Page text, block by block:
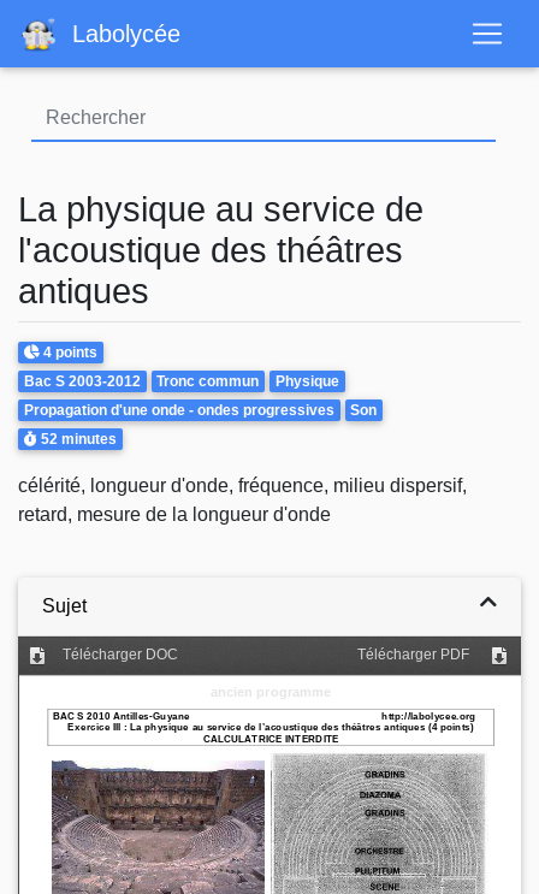
contenu
Labolycée
La physique au service de
l'acoustique des théâtres
antiques
Points
4 points
Theme
Bac S 2003-2012 Tronc commun
Physique
Propagation d'une onde - ondes progressives
Son
Durée
52 minutes
célérité, longueur d'onde, fréquence, milieu dispersif,
retard, mesure de la longueur d'onde
Sujet